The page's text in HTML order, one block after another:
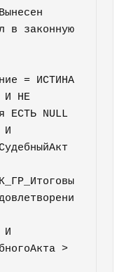
в законную
= ИСТИНА
ЕСТЬ NULL
>